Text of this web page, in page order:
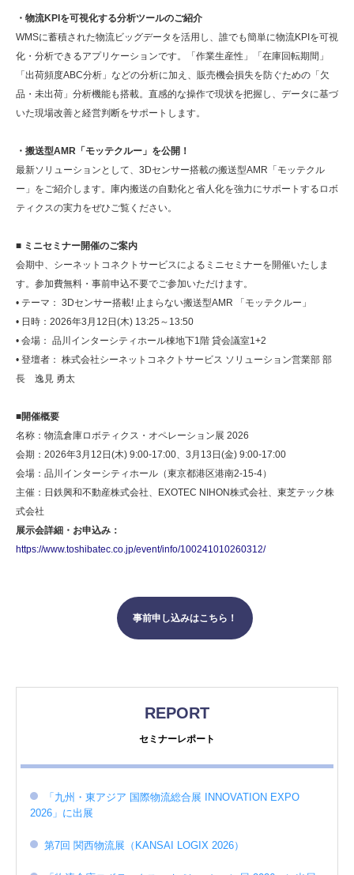
・物流KPIを可視化する分析ツールのご紹介
WMSに蓄積された物流ビッグデータを活用し、誰でも簡単に物流KPIを可視
化・分析できるアプリケーションです。「作業生産性」「在庫回転期間」
「出荷頻度ABC分析」などの分析に加え、販売機会損失を防ぐための「欠
品・未出荷」分析機能も搭載。直感的な操作で現状を把握し、データに基づ
いた現場改善と経営判断をサポートします。
・搬送型AMR「モッテクルー」を公開！
最新ソリューションとして、3Dセンサー搭載の搬送型AMR「モッテクル
ー」をご紹介します。庫内搬送の自動化と省人化を強力にサポートするロボ
ティクスの実力をぜひご覧ください。
■ ミニセミナー開催のご案内
会期中、シーネットコネクトサービスによるミニセミナーを開催いたしま
す。参加費無料・事前申込不要でご参加いただけます。
• テーマ： 3Dセンサー搭載! 止まらない搬送型AMR 「モッテクルー」
• 日時：2026年3月12日(木) 13:25～13:50
• 会場： 品川インターシティホール棟地下1階 貸会議室1+2
• 登壇者： 株式会社シーネットコネクトサービス ソリューション営業部 部
長 逸見 勇太
■開催概要
名称：物流倉庫ロボティクス・オペレーション展 2026
会期：2026年3月12日(木) 9:00-17:00、3月13日(金) 9:00-17:00
会場：品川インターシティホール（東京都港区港南2-15-4）
主催：日鉄興和不動産株式会社、EXOTEC NIHON株式会社、東芝テック株
式会社
展示会詳細・お申込み：
https://www.toshibatec.co.jp/event/info/100241010260312/
事前申し込みはこちら！
REPORT
セミナーレポート
「九州・東アジア 国際物流総合展 INNOVATION EXPO
2026」に出展
第7回 関西物流展（KANSAI LOGIX 2026）